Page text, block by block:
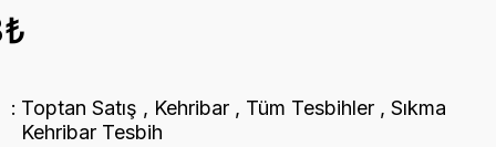
Toptan Satış , Kehribar , Tüm Tesbihler , Sıkma
Kehribar Tesbih